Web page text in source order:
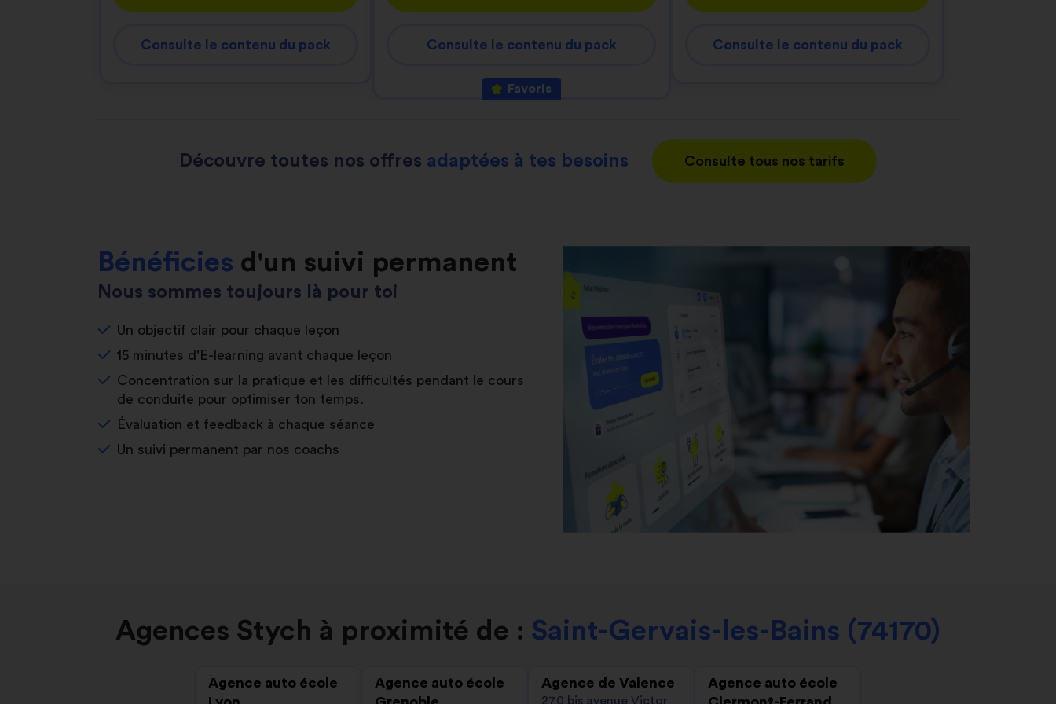
Consulte le contenu du pack Consulte le contenu du pack
Favoris
Consulte le contenu du pack
Découvre toutes nos offres adaptées à tes besoins Consulte tous nos tarifs
Bénéficies d'un suivi permanent
Nous sommes toujours là pour toi
Un objectif clair pour chaque leçon
15 minutes d'E-learning avant chaque leçon
Concentration sur la pratique et les difficultés pendant le cours
de conduite pour optimiser ton temps.
Évaluation et feedback à chaque séance
Un suivi permanent par nos coachs
Agences Stych à proximité de : Saint-Gervais-les-Bains (74170)
Agence auto école
Agence auto école
Agence de Valence
270 bis avenue Victor
Agence auto école